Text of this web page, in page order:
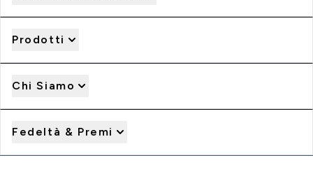
Prodotti
Chi Siamo
Fedeltà & Premi